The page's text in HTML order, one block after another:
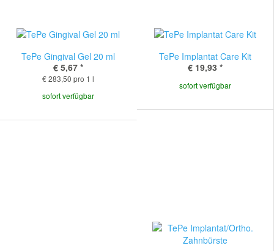
TePe Gingival Gel 20 ml
€ 5,67 *
€ 283,50 pro 1 l
sofort verfügbar
TePe Implantat Care Kit
€ 19,93 *
sofort verfügbar